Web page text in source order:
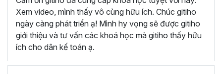
Học nhanh nhưng nhớ lâu bởi luôn có các bài tập
thực hành kèm với lý thuyết.
Các video bài giảng được xây dựng dựa trên các
chủ đề cụ thể, đồng thời chú trọng tối đa đến tính
ứng dụng cao. Đặc biệt, bộ videocác thủ thuật
Xem video, mình thấy vô cùng hữu ích. Chúc gitiho
ngày càng phát triển ạ! Mình hy vọng sẽ được gitiho
giới thiệu và tư vấn các khoá học mà gitiho thấy hữu
ích cho dân kế toán ạ.